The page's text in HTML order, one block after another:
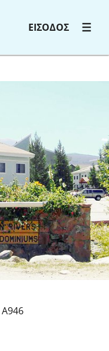
ΕΙΣΟΔΟΣ
A946